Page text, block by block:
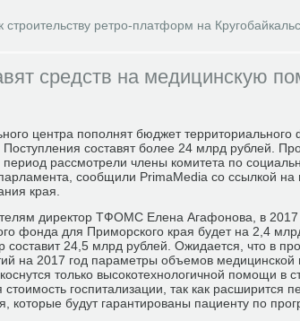
ретро-платформ на
средств на медицинскую
центра пополнят бюджет территориального
Поступления составят более 24 млрд рублей.
рассмотрели члены комитета по
сообщили PrimaMedia со ссылкой на
края.
директор ТФОМС Елена Агафонова, в 2017
фонда для Приморского края будет на 2,4
составит 24,5 млрд рублей. Ожидается, что в
на 2017 год параметры объемов
только высокотехнологичной помощи в
госпитализации, так как расширится
которые будут гарантированы пациенту по